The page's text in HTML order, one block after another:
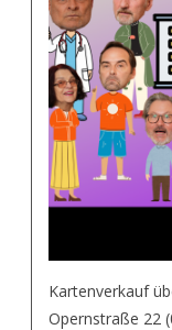
Kartenverkauf
Opernstraße 22